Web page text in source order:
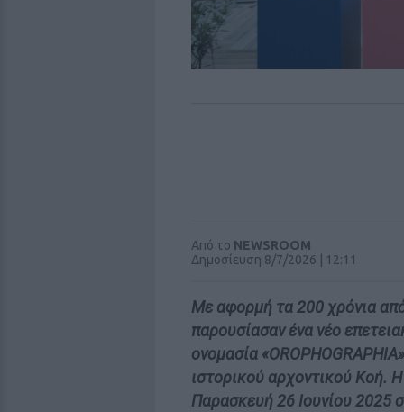
Από το NEWSROOM
Δημοσίευση 8/7/2026 | 12:11
Με αφορμή τα 200 χρόνια
παρουσίασαν ένα νέο
ονομασία
ιστορικού αρχοντικού Κοή.
Παρασκευή 26 Ιουνίου 2025